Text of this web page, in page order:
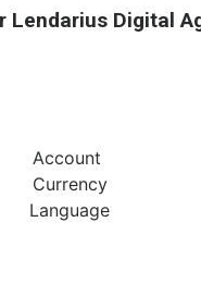
Lendarius Digital
Account
Currency
Language